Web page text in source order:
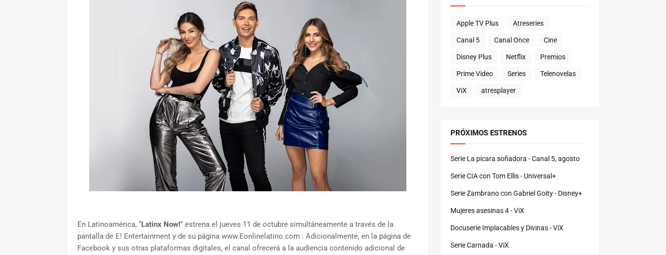
En Latinoamérica, “Latinx Now!” estrena el jueves 11 de octubre simultáneamente a través de la
pantalla de E! Entertainment y de su página www.Eonlinelatino.com . Adicionalmente, en la página de
Facebook y sus otras plataformas digitales, el canal ofrecerá a la audiencia contenido adicional de
Apple TV Plus Atreseries
Canal 5 Canal Once Cine
Disney Plus Netflix Premios
Prime Video Series Telenovelas
ViX atresplayer
PRÓXIMOS ESTRENOS
Serie La picara soñadora - Canal 5, agosto
Serie CIA con Tom Ellis - Universal+
Serie Zambrano con Gabriel Goity - Disney+
Mujeres asesinas 4 - ViX
Docuserie Implacables y Divinas - ViX
Serie Carnada - ViX